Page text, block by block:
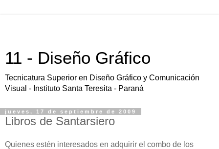
11 - Diseño Gráfico
Tecnicatura Superior en Diseño Gráfico y Comunicación
Visual - Instituto Santa Teresita - Paraná
jueves, 17 de septiembre de 2009
Libros de Santarsiero
Quienes estén interesados en adquirir el combo de los